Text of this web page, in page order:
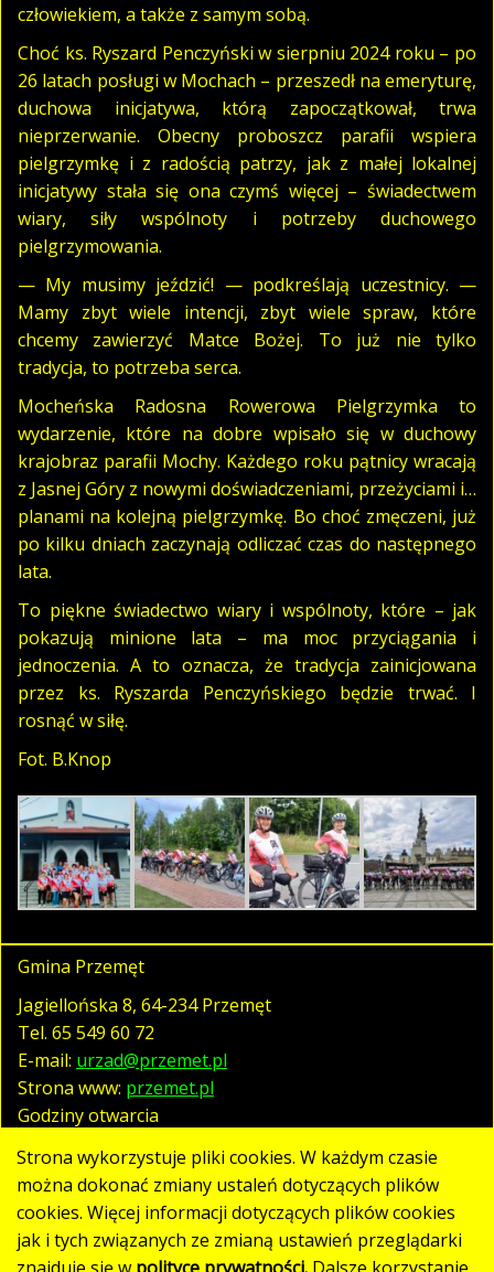
człowiekiem, a także z samym sobą.
Choć ks. Ryszard Penczyński w sierpniu 2024 roku – po
26 latach posługi w Mochach – przeszedł na emeryturę,
duchowa inicjatywa, którą zapoczątkował, trwa
nieprzerwanie. Obecny proboszcz parafii wspiera
pielgrzymkę i z radością patrzy, jak z małej lokalnej
inicjatywy stała się ona czymś więcej – świadectwem
wiary, siły wspólnoty i potrzeby duchowego
pielgrzymowania.
— My musimy jeździć! — podkreślają uczestnicy. —
Mamy zbyt wiele intencji, zbyt wiele spraw, które
chcemy zawierzyć Matce Bożej. To już nie tylko
tradycja, to potrzeba serca.
Mocheńska Radosna Rowerowa Pielgrzymka to
wydarzenie, które na dobre wpisało się w duchowy
krajobraz parafii Mochy. Każdego roku pątnicy wracają
z Jasnej Góry z nowymi doświadczeniami, przeżyciami i…
planami na kolejną pielgrzymkę. Bo choć zmęczeni, już
po kilku dniach zaczynają odliczać czas do następnego
lata.
To piękne świadectwo wiary i wspólnoty, które – jak
pokazują minione lata – ma moc przyciągania i
jednoczenia. A to oznacza, że tradycja zainicjowana
przez ks. Ryszarda Penczyńskiego będzie trwać. I
rosnąć w siłę.
Fot. B.Knop
Gmina Przemęt
Jagiellońska 8, 64-234 Przemęt
Tel. 65 549 60 72
E-mail: urzad@przemet.pl
Strona www: przemet.pl
Godziny otwarcia
pn. - pt. 07:30 - 15:30
Polityka prywatności
Klauzula RODO
Strona wykorzystuje pliki cookies. W każdym czasie
można dokonać zmiany ustaleń dotyczących plików
cookies. Więcej informacji dotyczących plików cookies
jak i tych związanych ze zmianą ustawień przeglądarki